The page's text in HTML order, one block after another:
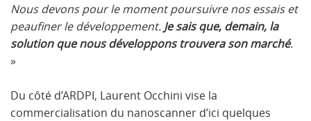
Nous devons pour le moment poursuivre nos essais et
peaufiner le développement. Je sais que, demain, la
solution que nous développons trouvera son marché.
»
Du côté d’ARDPI, Laurent Occhini vise la
commercialisation du nanoscanner d’ici quelques